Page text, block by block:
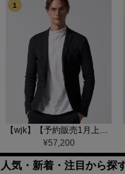
1
【wjk】【予約販売1月上旬～中旬入荷】function knit jacket(jacquard check) ニットジャケット(207 mw08j)
¥57,200
人気・新着・注目から探